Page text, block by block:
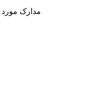
مدارک مورد